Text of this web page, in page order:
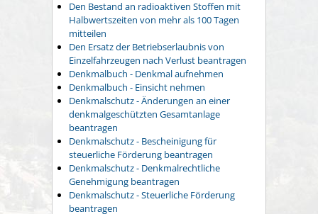
Den Bestand an radioaktiven Stoffen mit
Halbwertszeiten von mehr als 100 Tagen
mitteilen
Den Ersatz der Betriebserlaubnis von
Einzelfahrzeugen nach Verlust beantragen
Denkmalbuch - Denkmal aufnehmen
Denkmalbuch - Einsicht nehmen
Denkmalschutz - Änderungen an einer
denkmalgeschützten Gesamtanlage
beantragen
Denkmalschutz - Bescheinigung für
steuerliche Förderung beantragen
Denkmalschutz - Denkmalrechtliche
Genehmigung beantragen
Denkmalschutz - Steuerliche Förderung
beantragen